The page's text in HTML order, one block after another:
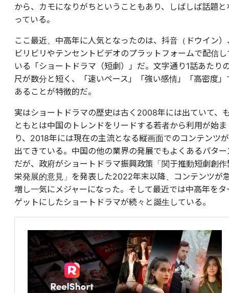
から、カモになりがちということもあり、しばしば話題と
っている。
ここ最近、中高年に人気となったのは、抖音（ドウイン）
ビリビリやテンセントビデオのプラットフォームで配信し
いる「ショートドラマ（短劇）」だ。文字通り1話あたり
尺が数分と短く、「速いペース」「強い感情」「高密度」
あることが特徴的だ。
実はショートドラマの歴史は古く2008年には出ていて、
ともとは中国のトレンドをリードする若者から利用が始ま
り、2018年には現在の主流となる縦画面でのコンテンツが
出てきている。中国の他の業界の発展でもよくあるパター
だが、政府がショートドラマ振興政策「関于推動短劇創作
栄発展的意見」を発表した2022年末以降、コンテンツが
増し一気にメジャーになった。そして最近では中高年をタ
ゲットにしたショートドラマが続々と誕生している。